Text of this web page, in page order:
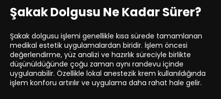
Şakak Dolgusu Ne Kadar Sürer?
Şakak dolgusu işlemi genellikle kısa sürede tamamlanan
medikal estetik uygulamalardan biridir. İşlem öncesi
değerlendirme, yüz analizi ve hazırlık süreciyle birlikte
düşünüldüğünde çoğu zaman aynı randevu içinde
uygulanabilir. Özellikle lokal anestezik krem kullanıldığında
işlem konforu artırılır ve uygulama daha rahat hale gelir.